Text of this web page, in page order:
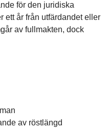
för den juridiska
ett år från utfärdandet eller
av fullmakten, dock
av röstlängd